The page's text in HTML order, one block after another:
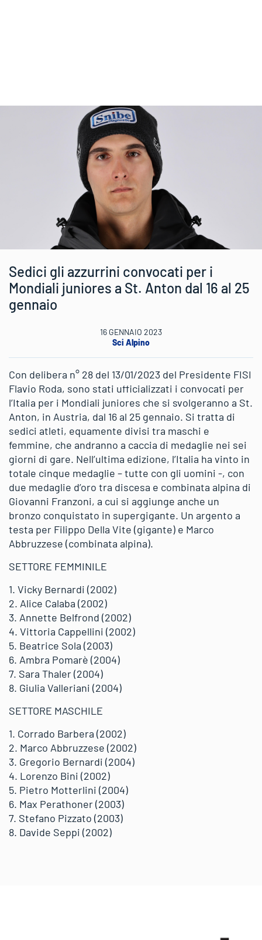
Sedici gli azzurrini convocati per i
Mondiali juniores a St. Anton dal 16 al 25
gennaio
16 GENNAIO 2023
Sci Alpino
Con delibera n° 28 del 13/01/2023 del Presidente FISI
Flavio Roda, sono stati ufficializzati i convocati per
l’Italia per i Mondiali juniores che si svolgeranno a St.
Anton, in Austria, dal 16 al 25 gennaio. Si tratta di
sedici atleti, equamente divisi tra maschi e
femmine, che andranno a caccia di medaglie nei sei
giorni di gare. Nell’ultima edizione, l’Italia ha vinto in
totale cinque medaglie – tutte con gli uomini -, con
due medaglie d’oro tra discesa e combinata alpina di
Giovanni Franzoni, a cui si aggiunge anche un
bronzo conquistato in supergigante. Un argento a
testa per Filippo Della Vite (gigante) e Marco
Abbruzzese (combinata alpina).
SETTORE FEMMINILE
1. Vicky Bernardi (2002)
2. Alice Calaba (2002)
3. Annette Belfrond (2002)
4. Vittoria Cappellini (2002)
5. Beatrice Sola (2003)
6. Ambra Pomarè (2004)
7. Sara Thaler (2004)
8. Giulia Valleriani (2004)
SETTORE MASCHILE
1. Corrado Barbera (2002)
2. Marco Abbruzzese (2002)
3. Gregorio Bernardi (2004)
4. Lorenzo Bini (2002)
5. Pietro Motterlini (2004)
6. Max Perathoner (2003)
7. Stefano Pizzato (2003)
8. Davide Seppi (2002)